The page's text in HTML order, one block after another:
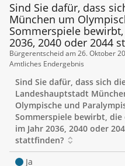
Sind Sie dafür, dass
München um
Sommerspiele
2036, 2040 oder 2044
Sind
Sie
dafür,
dass
sich
die
Bürgerentscheid am 26. Oktober
Amtliches Endergebnis
Sind Sie dafür, dass sich
Landeshauptstadt
Olympische und
Sommerspiele bewirbt, die
im Jahr 2036, 2040 oder
stattfinden?
Ja